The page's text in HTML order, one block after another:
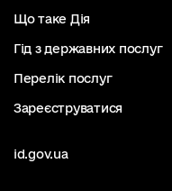
Що таке Дія
Гід з державних послуг
Перелік послуг
Зареєструватися
id.gov.ua